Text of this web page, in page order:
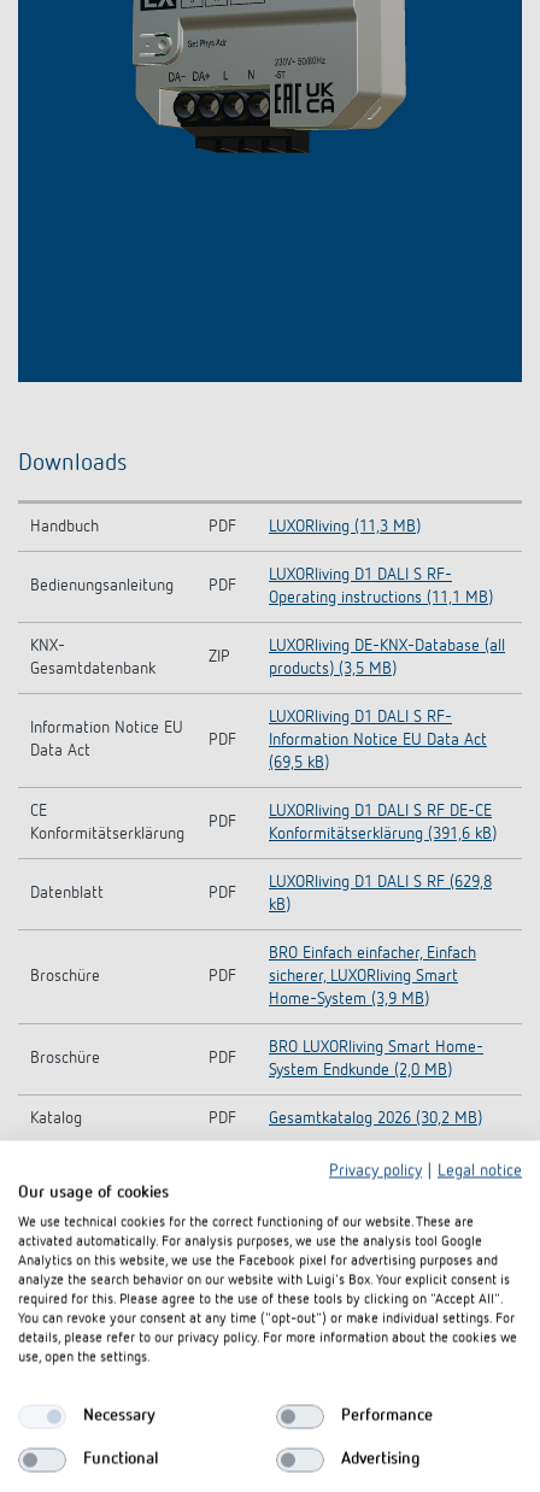
Downloads
Handbuch PDF LUXORliving (11,3 MB)
Bedienungsanleitung PDF
LUXORliving D1 DALI S RF-
Operating instructions (11,1 MB)
KNX-
Gesamtdatenbank
ZIP
LUXORliving DE-KNX-Database (all
products) (3,5 MB)
Information Notice EU
Data Act
PDF
LUXORliving D1 DALI S RF-
Information Notice EU Data Act
(69,5 kB)
CE
Konformitätserklärung
PDF
LUXORliving D1 DALI S RF DE-CE
Konformitätserklärung (391,6 kB)
Datenblatt PDF
LUXORliving D1 DALI S RF (629,8
kB)
Broschüre PDF
BRO Einfach einfacher, Einfach
sicherer, LUXORliving Smart
Home-System (3,9 MB)
Broschüre PDF
BRO LUXORliving Smart Home-
System Endkunde (2,0 MB)
Katalog PDF Gesamtkatalog 2026 (30,2 MB)
Personal data can thus be transferred to third party
Privacy policy
Legal notice
Our usage of cookies
We use technical cookies for the correct functioning of our website. These are
activated automatically. For analysis purposes, we use the analysis tool Google
Analytics on this website, we use the Facebook pixel for advertising purposes and
analyze the search behavior on our website with Luigi's Box. Your explicit consent is
required for this. Please agree to the use of these tools by clicking on "Accept All".
You can revoke your consent at any time ("opt-out") or make individual settings. For
details, please refer to our privacy policy. For more information about the cookies we
use, open the settings.
Necessary Performance
Functional Advertising